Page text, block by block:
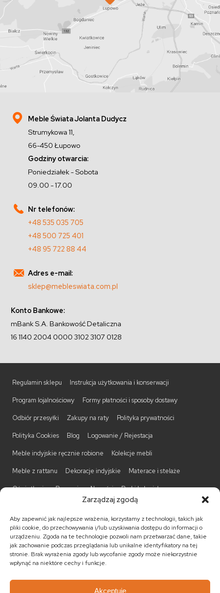
Zarządzaj zgodą
Aby zapewnić jak najlepsze wrażenia, korzystamy z technologii, takich jak
pliki cookie, do przechowywania i/lub uzyskiwania dostępu do informacji o
urządzeniu. Zgoda na te technologie pozwoli nam przetwarzać dane, takie
jak zachowanie podczas przeglądania lub unikalne identyfikatory na tej
stronie. Brak wyrażenia zgody lub wycofanie zgody może niekorzystnie
wpłynąć na niektóre cechy i funkcje.
Akceptuję
Meble Świata Jolanta Dudycz
Strumykowa 11,
66-450 Łupowo
Godziny otwarcia:
Poniedziałek - Sobota
09.00 - 17.00
Nr telefonów:
+48 535 035 705
+48 500 725 401
+48 95 722 88 44
Adres e-mail:
sklep@mebleswiata.com.pl
Konto Bankowe:
mBank S.A. Bankowość Detaliczna
16 1140 2004 0000 3102 3107 0128
Regulamin sklepu Instrukcja użytkowania i konserwacji
Program lojalnościowy Formy płatności i sposoby dostawy
Odbiór przesyłki Zakupy na raty Polityka prywatności
Polityka Cookies Blog Logowanie / Rejestacja
Meble indyjskie ręcznie robione Kolekcje mebli
Meble z rattanu Dekoracje indyjskie Materace i stelaże
Oświetlenie Promocje Nowości Barki kolonialne
Komody kolonialne Krzesła kolonialne
Kufry indyjskie Ławki kolonialne Łóżka kolonialne
Parawany kolonialne Półki kolonialne Regały kolonialne
Stojaki na CD Stoliki kawowe Stoliki nocne